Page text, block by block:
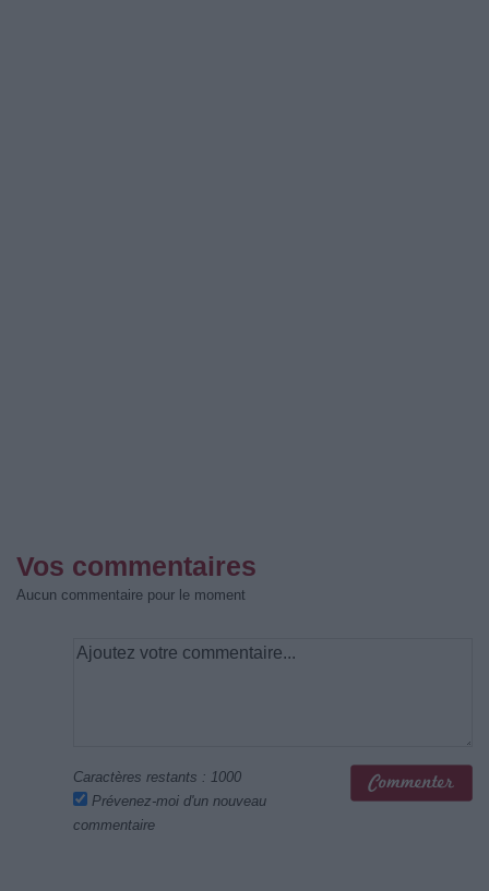
Vos commentaires
Aucun commentaire pour le moment
Caractères restants : 1000
Prévenez-moi d'un nouveau
commentaire